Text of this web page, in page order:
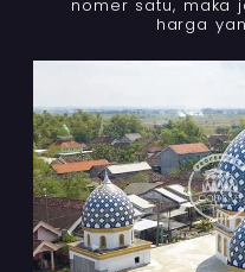
nomer satu, maka
harga